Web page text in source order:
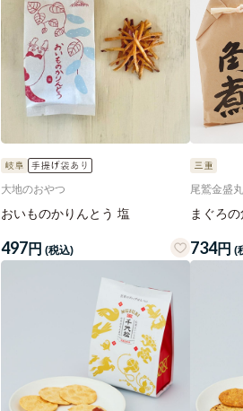
大地のおやつ
おいものかりんとう 塩
497円 (税込)
尾鷲金盛丸
まぐろ
734円 (